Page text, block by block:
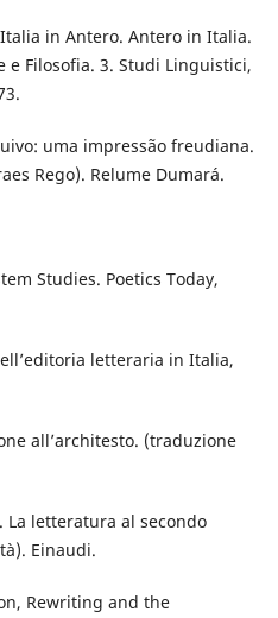
in Antero. Antero in Italia.
e Filosofia. 3. Studi Linguistici,
uma impressão freudiana.
Rego). Relume Dumará.
Studies. Poetics Today,
letteraria in Italia,
all’architesto. (traduzione
La letteratura al secondo
Einaudi.
Rewriting and the